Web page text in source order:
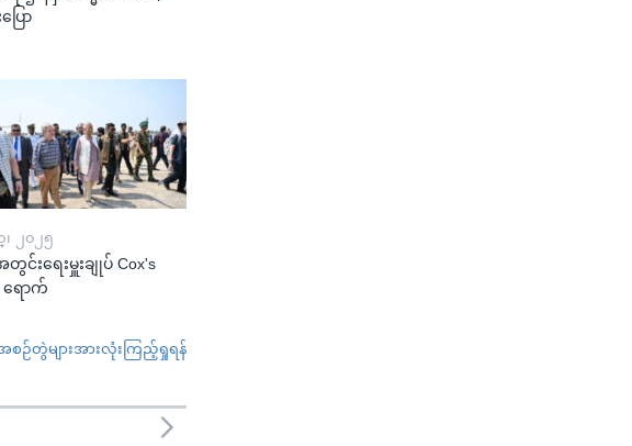
ြော
၂၀၂၅
းရေးမှူးချုပ် Cox's
ရောက်
ဉ်တွဲများအားလုံးကြည့်ရှုရန်